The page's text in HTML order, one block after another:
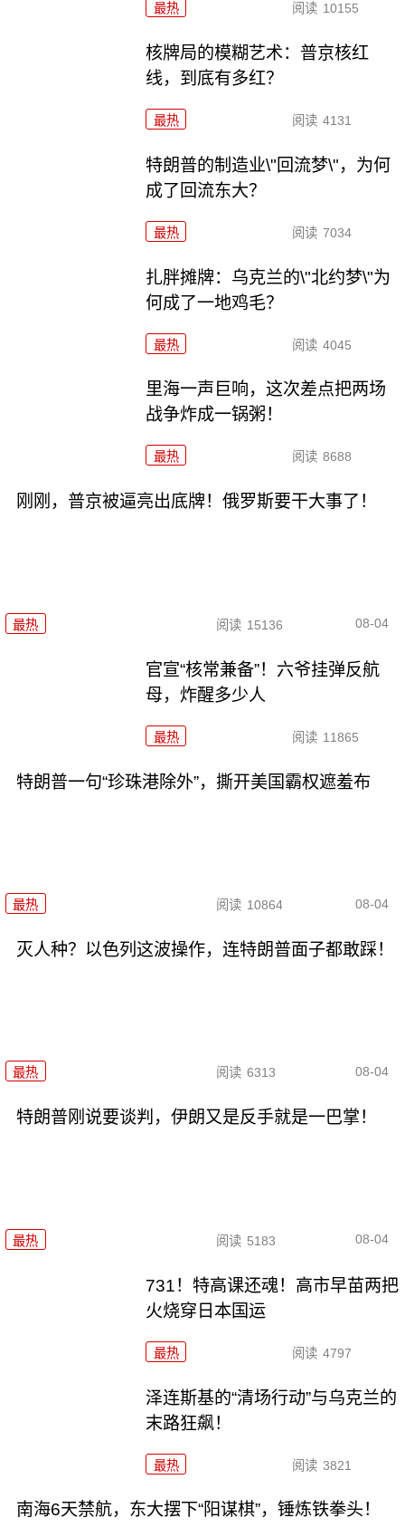
最热 阅读 10155
核牌局的模糊艺术：普京核红
线，到底有多红？
最热 阅读 4131
特朗普的制造业\"回流梦\"，为何
成了回流东大？
最热 阅读 7034
扎胖摊牌：乌克兰的\"北约梦\"为
何成了一地鸡毛？
最热 阅读 4045
里海一声巨响，这次差点把两场
战争炸成一锅粥！
最热 阅读 8688
刚刚，普京被逼亮出底牌！俄罗斯要干大事了！
最热 阅读 15136 08-04
官宣“核常兼备”！六爷挂弹反航
母，炸醒多少人
最热 阅读 11865
特朗普一句“珍珠港除外”，撕开美国霸权遮羞布
最热 阅读 10864 08-04
灭人种？以色列这波操作，连特朗普面子都敢踩！
最热 阅读 6313 08-04
特朗普刚说要谈判，伊朗又是反手就是一巴掌！
最热 阅读 5183 08-04
731！特高课还魂！高市早苗两把
火烧穿日本国运
最热 阅读 4797
泽连斯基的“清场行动”与乌克兰的
末路狂飙！
最热 阅读 3821
南海6天禁航，东大摆下“阳谋棋”，锤炼铁拳头！